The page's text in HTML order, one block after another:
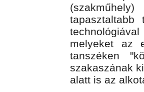
tapasztaltabb
melyeket az
tanszéken
szakaszának
alatt is az